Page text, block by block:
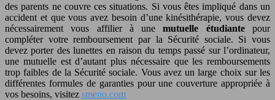
des parents ne couvre ces situations. Si vous êtes impliqué dans un
accident et que vous avez besoin d’une kinésithérapie, vous devez
nécessairement vous affilier à unemutuelle étudiantepour
compléter votre remboursement par la Sécurité sociale. Si vous
devez porter des lunettes en raison du temps passé sur l’ordinateur,
une mutuelle est d’autant plus nécessaire que les remboursements
trop faibles de la Sécurité sociale. Vous avez un large choix sur les
différentes formules de garanties pour une couverture appropriée à
vos besoins, visitez smeno.com